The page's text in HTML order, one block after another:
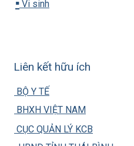
▪️ Vi sinh
Liên kết hữu ích
BỘ Y TẾ
BHXH VIỆT NAM
CỤC QUẢN LÝ KCB